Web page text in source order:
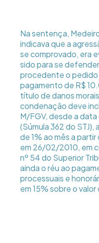
Na sentença,
indicava que a
se comprovado, era
sido para se
procedente o pedido
pagamento de R$
título de danos
condenação deve
M/FGV, desde a
(Súmula 362 do
de 1% ao mês a
em 26/02/2010, em
nº 54 do Superior
ainda o réu ao
processuais e
em 15% sobre o